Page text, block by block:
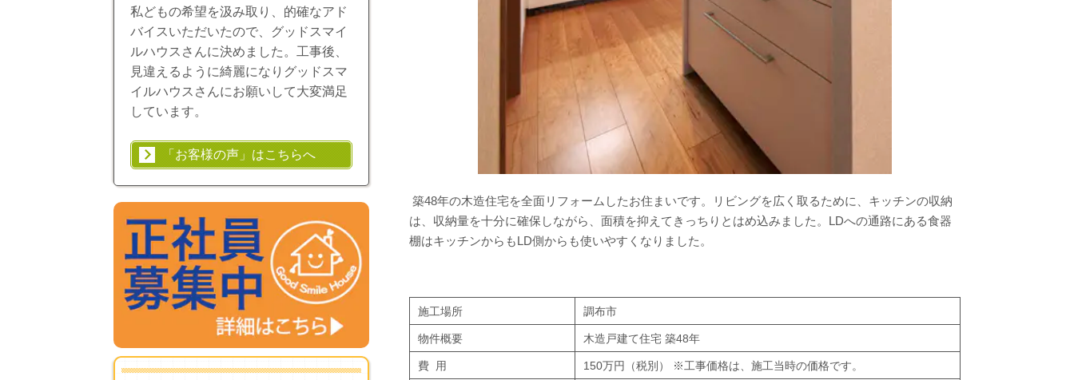
築48年の木造住宅を全面リフォームしたお住まいです。リビングを広く取るために、キッチンの収納
は、収納量を十分に確保しながら、面積を抑えてきっちりとはめ込みました。LDへの通路にある食器
棚はキッチンからもLD側からも使いやすくなりました。
施工場所 調布市
物件概要 木造戸建て住宅 築48年
費 用 150万円（税別） ※工事価格は、施工当時の価格です。
私どもの希望を汲み取り、的確なアド
バイスいただいたので、グッドスマイ
ルハウスさんに決めました。工事後、
見違えるように綺麗になりグッドスマ
イルハウスさんにお願いして大変満足
しています。
「お客様の声」はこちらへ